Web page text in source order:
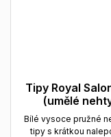
Tipy Royal
(umělé
Bílé vysoce pružné
tipy s krátkou